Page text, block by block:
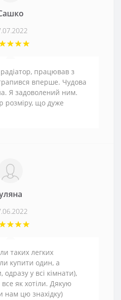
працював з
вперше. Чудова
Я задоволений ним.
розміру, що дуже
таких легких
купити один, а
одразу у всі кімнати),
як хотіли. Дякую
нам цю знахідку)